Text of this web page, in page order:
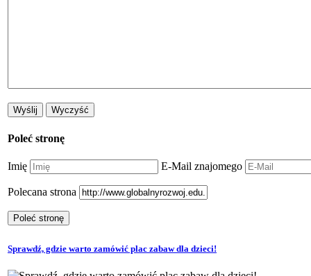
Poleć stronę
Imię E-Mail znajomego
Polecana strona
Sprawdź, gdzie warto zamówić plac zabaw dla dzieci!